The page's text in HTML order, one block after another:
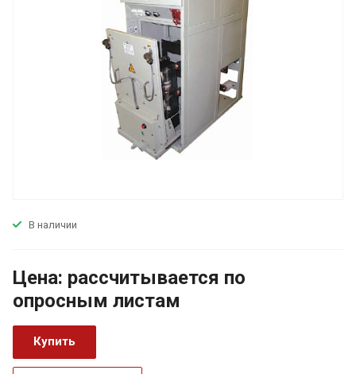
В наличии
Цена: рассчитывается по
опросным листам
Купить